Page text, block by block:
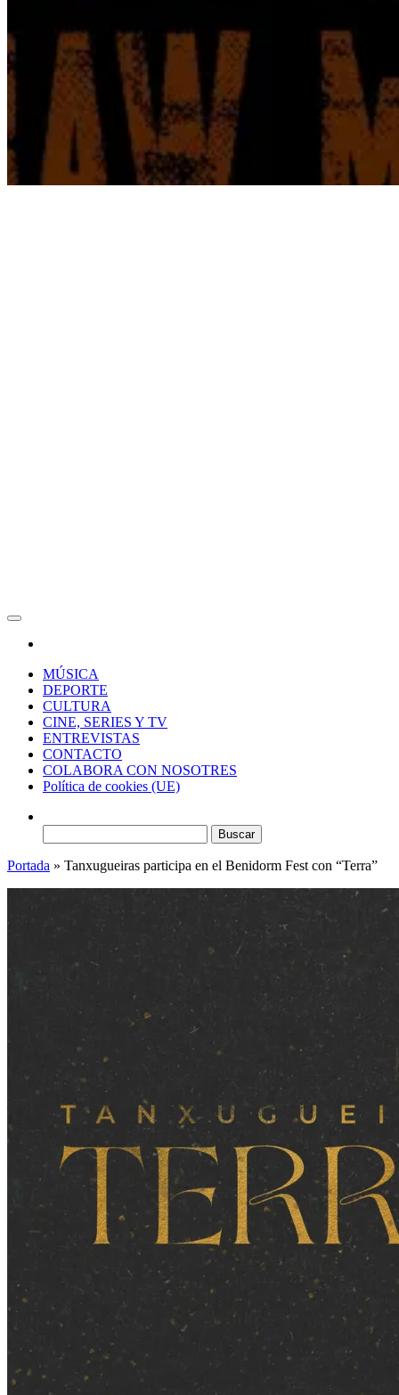
MÚSICA
DEPORTE
CULTURA
CINE, SERIES Y TV
ENTREVISTAS
CONTACTO
COLABORA CON NOSOTRES
Política de cookies (UE)
Portada » Tanxugueiras participa en el Benidorm Fest con “Terra”